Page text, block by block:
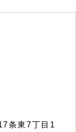
条東7丁目1